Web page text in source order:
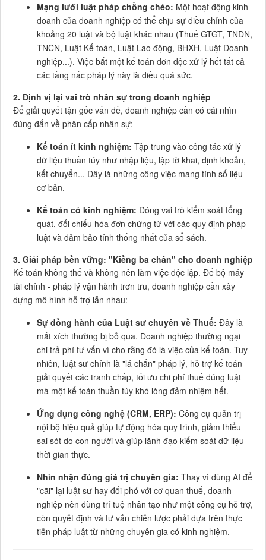
Mạng lưới luật pháp chồng chéo: Một hoạt động kinh
doanh của doanh nghiệp có thể chịu sự điều chỉnh của
khoảng 20 luật và bộ luật khác nhau (Thuế GTGT, TNDN,
TNCN, Luật Kế toán, Luật Lao động, BHXH, Luật Doanh
nghiệp...). Việc bắt một kế toán đơn độc xử lý hết tất cả
các tầng nấc pháp lý này là điều quá sức.
2. Định vị lại vai trò nhân sự trong doanh nghiệp
Để giải quyết tận gốc vấn đề, doanh nghiệp cần có cái nhìn
đúng đắn về phân cấp nhân sự:
Kế toán ít kinh nghiệm: Tập trung vào công tác xử lý
dữ liệu thuần túy như nhập liệu, lập tờ khai, định khoản,
kết chuyển... Đây là những công việc mang tính số liệu
cơ bản.
Kế toán có kinh nghiệm: Đóng vai trò kiểm soát tổng
quát, đối chiếu hóa đơn chứng từ với các quy định pháp
luật và đảm bảo tính thống nhất của sổ sách.
3. Giải pháp bền vững: "Kiềng ba chân" cho doanh nghiệp
Kế toán không thể và không nên làm việc độc lập. Để bộ máy
tài chính - pháp lý vận hành trơn tru, doanh nghiệp cần xây
dựng mô hình hỗ trợ lẫn nhau:
Sự đồng hành của Luật sư chuyên về Thuế: Đây là
mắt xích thường bị bỏ qua. Doanh nghiệp thường ngại
chi trả phí tư vấn vì cho rằng đó là việc của kế toán. Tuy
nhiên, luật sư chính là "lá chắn" pháp lý, hỗ trợ kế toán
giải quyết các tranh chấp, tối ưu chi phí thuế đúng luật
mà một kế toán thuần túy khó lòng đảm nhiệm hết.
Ứng dụng công nghệ (CRM, ERP): Công cụ quản trị
nội bộ hiệu quả giúp tự động hóa quy trình, giảm thiểu
sai sót do con người và giúp lãnh đạo kiểm soát dữ liệu
thời gian thực.
Nhìn nhận đúng giá trị chuyên gia: Thay vì dùng AI để
"cãi" lại luật sư hay đối phó với cơ quan thuế, doanh
nghiệp nên dùng trí tuệ nhân tạo như một công cụ hỗ trợ,
còn quyết định và tư vấn chiến lược phải dựa trên thực
tiễn pháp luật từ những chuyên gia có kinh nghiệm.